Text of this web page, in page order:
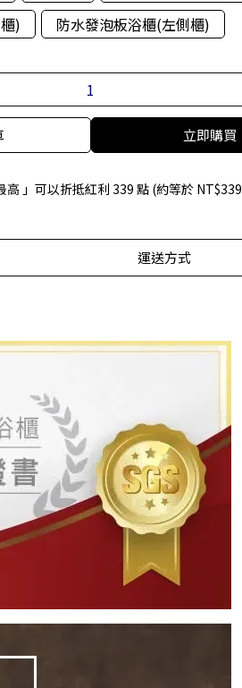
)
防水發泡板浴櫃(左側櫃)
立即購買
高 」可以折抵紅利339 點 (約等於 NT$339
運送方式